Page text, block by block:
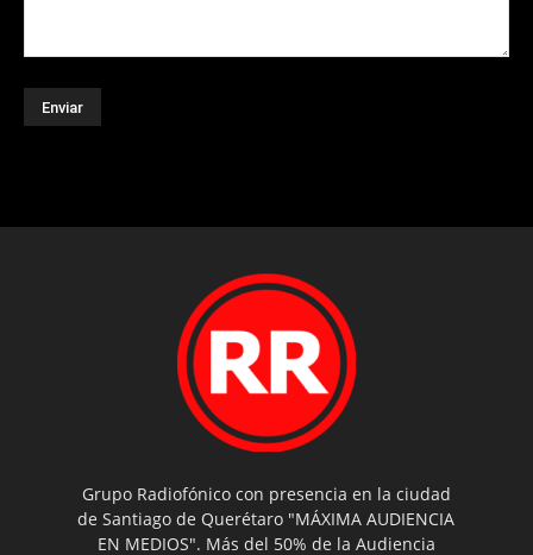
Grupo Radiofónico con presencia en la ciudad
de Santiago de Querétaro "MÁXIMA AUDIENCIA
EN MEDIOS". Más del 50% de la Audiencia